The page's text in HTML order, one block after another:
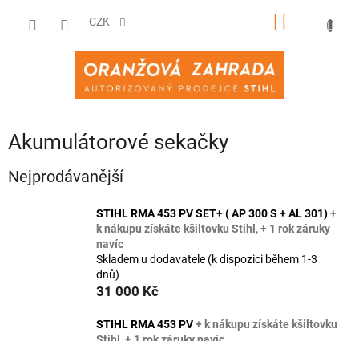
CZK
NÁKUPNÍ
Akumulátorové sekačky
Nejprodávanější
STIHL RMA 453 PV SET+ ( AP 300 S + AL 301)+
k nákupu získáte kšiltovku Stihl, + 1 rok záruky
navíc
Skladem u dodavatele (k dispozici během 1-3
dnů)
31 000 Kč
STIHL RMA 453 PV+ k nákupu získáte kšiltovku